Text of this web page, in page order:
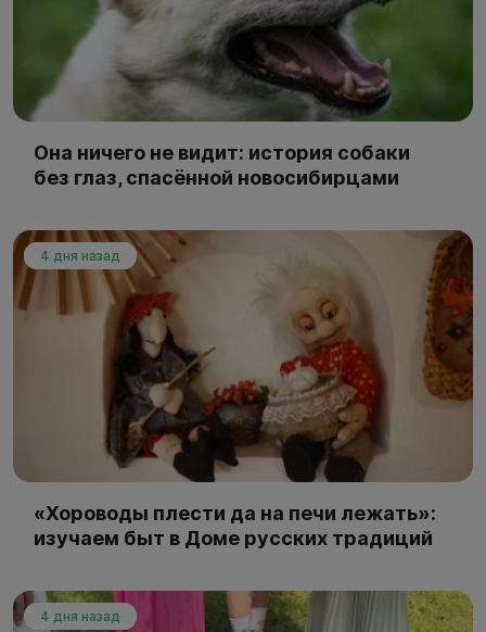
Она ничего не видит: история собаки
без глаз, спасённой новосибирцами
4 дня назад
«Хороводы плести да на печи лежать»:
изучаем быт в Доме русских традиций
4 дня назад